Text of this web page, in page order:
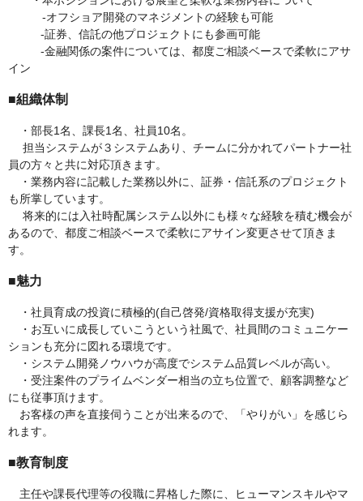
-オフショア開発のマネジメントの経験も可能
-証券、信託の他プロジェクトにも参画可能
-金融関係の案件については、都度ご相談ベースで柔軟にアサ
イン
■組織体制
・部長1名、課長1名、社員10名。
担当システムが３システムあり、チームに分かれてパートナー社
員の方々と共に対応頂きます。
・業務内容に記載した業務以外に、証券・信託系のプロジェクト
も所掌しています。
将来的には入社時配属システム以外にも様々な経験を積む機会が
あるので、都度ご相談ベースで柔軟にアサイン変更させて頂きま
す。
■魅力
・社員育成の投資に積極的(自己啓発/資格取得支援が充実)
・お互いに成長していこうという社風で、社員間のコミュニケー
ションも充分に図れる環境です。
・システム開発ノウハウが高度でシステム品質レベルが高い。
・受注案件のプライムベンダー相当の立ち位置で、顧客調整など
にも従事頂けます。
お客様の声を直接伺うことが出来るので、「やりがい」を感じら
れます。
■教育制度
主任や課長代理等の役職に昇格した際に、ヒューマンスキルやマ